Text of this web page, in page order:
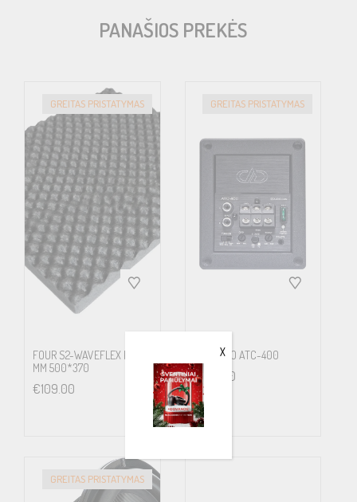
PANAŠIOS PREKĖS
GREITAS PRISTATYMAS
FOUR S2-WAVEFLEX PU 15
MM 500*370
€109.00
GREITAS PRISTATYMAS
DD AUDIO ATC-400
€169.00
GREITAS PRISTATYMAS
X